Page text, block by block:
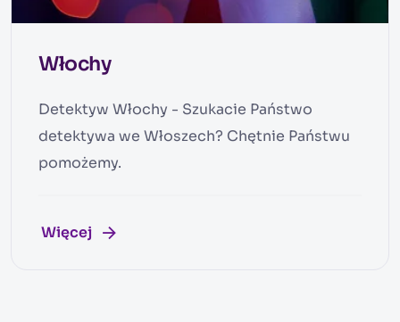
Włochy
Detektyw Włochy - Szukacie Państwo
detektywa we Włoszech? Chętnie Państwu
pomożemy.
Więcej